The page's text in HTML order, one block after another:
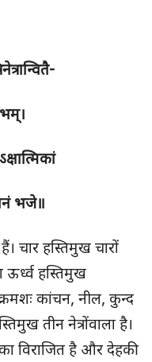
भजे॥
चार हस्तिमुख चारों
हस्तिमुख
कांचन, नील, कुन्द
तीन नेत्रोंवाला है।
विराजित है और देहकी